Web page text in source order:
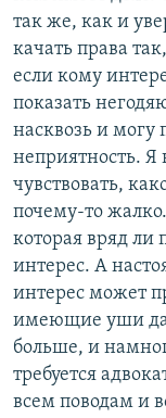
так же, как и
качать права
если кому
показать
насквозь и могу
неприятность.
чувствовать,
почему-то
которая вряд ли
интерес. А
интерес может
имеющие уши да
больше, и
требуется
всем поводам и